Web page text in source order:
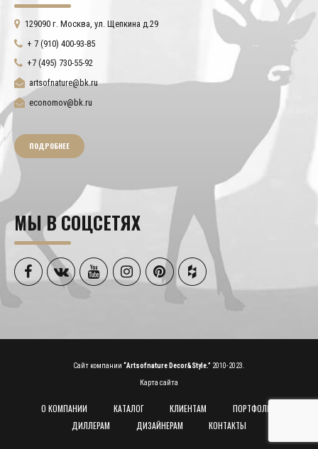
129090 г. Москва, ул. Щепкина д.29
+ 7 (910) 400-93-85
+7 (495) 730-55-92
artsofnature@bk.ru
economov@bk.ru
ПОДРОБНЕЕ
МЫ В СОЦСЕТЯХ
Сайт компании “Artsofnature Decor&Style.” 2010-2023.
Карта сайта
О КОМПАНИИ КАТАЛОГ КЛИЕНТАМ
ПОРТФОЛИО
ДИЛЛЕРАМ
ДИЗАЙНЕРАМ КОНТАКТЫ